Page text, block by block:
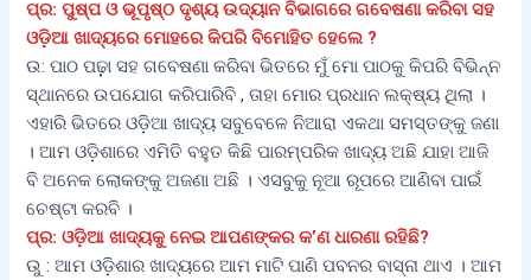
ପ୍ର: ପୁଷ୍ପ ଓ ଭୂପୃଷ୍ଠ ଦୃଶ୍ୟ ଉଦ୍ୟାନ ବିଭାଗରେ ଗବେଷଣା କରିବା ସହ
ଓଡ଼ିଆ ଖାଦ୍ୟରେ ମୋହରେ କିପରି ବିମୋହିତ ହେଲେ ?
ଉ: ପାଠ ପଢ଼଼ା ସହ ଗବେଷଣା କରିବା ଭିତରେ ମୁଁ ମୋ ପାଠକୁ କିପରି ବିଭିନ୍ନ
ସ୍ଥାନରେ ଉପଯୋଗ କରିପାରିବି , ତାହା ମୋର ପ୍ରଧାନ ଲକ୍ଷ୍ୟ ଥିଲା ।
ଏହାରି ଭିତରେ ଓଡ଼ିଆ ଖାଦ୍ୟ ସବୁବେଳେ ନିଆରା ଏକଥା ସମସ୍ତଙ୍କୁ ଜଣା
। ଆମ ଓଡ଼ିଶାରେ ଏମିତି ବହୁତ କିଛି ପାରମ୍ପରିକ ଖାଦ୍ୟ ଅଛି ଯାହା ଆଜି
ବି ଅନେକ ଲୋକଙ୍କୁ ଅଜଣା ଅଛି । ଏସବୁକୁ ନୂଆ ରୂପରେ ଆଣିବା ପାଇଁ
ଚେଷ୍ଟା କରବି ।
ପ୍ର: ଓଡ଼ିଆ ଖାଦ୍ୟକୁ ନେଇ ଆପଣଙ୍କର କ’ଣ ଧାରଣା ରହିଛି?
ଉୁ : ଆମ ଓଡ଼ିଶାର ଖାଦ୍ୟରେ ଆମ ମାଟି ପାଣି ପବନର ବାସ୍ନା ଥାଏ । ଆମ